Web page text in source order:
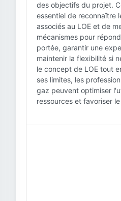
des objectifs du projet.
essentiel de reconnaître
associés au LOE et de
mécanismes pour
portée, garantir une
maintenir la flexibilité si
le concept de LOE tout
ses limites, les
gaz peuvent optimiser
ressources et favoriser